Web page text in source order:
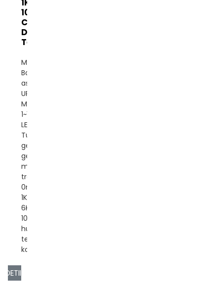
1KVA-
10KVA
Catu
Daya Tak
Terputus
Merek:
BanattonTempat
asal: CinaJenis:
UPS onlineNomor
Model: BNT900
1~10KVATampilan:
LEDFase: Fase
TunggalBentuk
gelombang:
gelombang sinus
murniWaktu
transfer:
0msKapasitas:
1KVA 2KVA 3KVA
6KVA
10KVAPerlindungan:
hubung singkat,
tegangan berlebih,
koneksi terbalik...
DETIL